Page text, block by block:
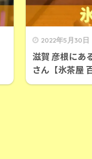
2022年5月30日
滋賀 彦根にあ
さん【氷茶屋